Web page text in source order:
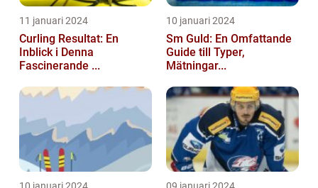
11 januari 2024
Curling Resultat: En
Inblick i Denna
Fascinerande ...
10 januari 2024
Sm Guld: En Omfattande
Guide till Typer,
Mätningar...